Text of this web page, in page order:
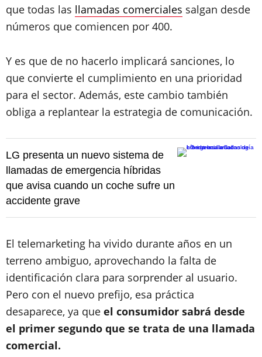
que todas las llamadas comerciales salgan desde
números que comiencen por 400.
Y es que de no hacerlo implicará sanciones, lo
que convierte el cumplimiento en una prioridad
para el sector. Además, este cambio también
obliga a replantear la estrategia de comunicación.
LG presenta un nuevo sistema de
llamadas de emergencia híbridas
que avisa cuando un coche sufre un
accidente grave
El telemarketing ha vivido durante años en un
terreno ambiguo, aprovechando la falta de
identificación clara para sorprender al usuario.
Pero con el nuevo prefijo, esa práctica
desaparece, ya que el consumidor sabrá desde
el primer segundo que se trata de una llamada
comercial.